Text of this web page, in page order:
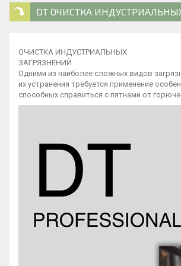
DT ОЧИСТКА
ОЧИСТКА ИНДУСТРИАЛЬНЫХ
ЗАГРЯЗНЕНИЙ
Одними из наиболее сложных видов
их устранения требуется применение
способных справиться с пятнами от